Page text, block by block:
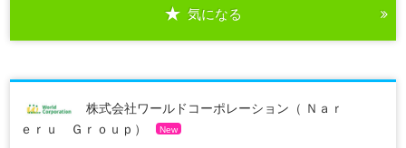
気になる
株式会社ワールドコーポレーション（ Ｎａｒ
ｅｒｕ Ｇｒｏｕｐ）
New